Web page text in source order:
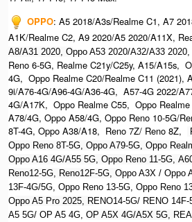
OPPO: A5 2018/A3s/Realme C1, A7
A1K/Realme C2, A9 2020/A5 2020/A11X,
A8/A31 2020, Oppo A53 2020/A32/A33 2020,
Reno 6-5G, Realme C21y/C25y, A15/A15s,
4G, Oppo Realme C20/Realme C11 (2021),
9i/A76-4G/A96-4G/A36-4G, A57-4G 2022/
4G/A17K, Oppo Realme C55, Oppo Realme
A78/4G, Oppo A58/4G, Oppo Reno 10-5G/
8T-4G, Oppo A38/A18, Reno 7Z/ Reno 8Z,
Oppo Reno 8T-5G, Oppo A79-5G, Oppo
Oppo A16 4G/A55 5G, Oppo Reno 11-5G,
Reno12-5G, Reno12F-5G, Oppo A3X / Oppo
13F-4G/5G, Oppo Reno 13-5G, Oppo Reno
Oppo A5 Pro 2025, RENO14-5G/ RENO 14F-
A5 5G/ OP A5 4G, OP A5X 4G/A5X 5G,